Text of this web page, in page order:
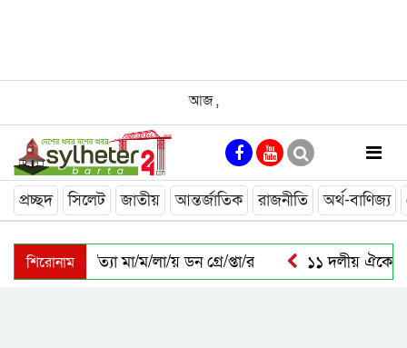
আজ,
প্রচ্ছদ সিলেট জাতীয় আন্তর্জাতিক রাজনীতি অর্থ-বাণিজ্য
শিরোনাম
সালমান শাহ হ/ত্যা মা/ম/লা/য় ডন গ্রে/প্তা/র
১১ দলীয় ঐক্যের